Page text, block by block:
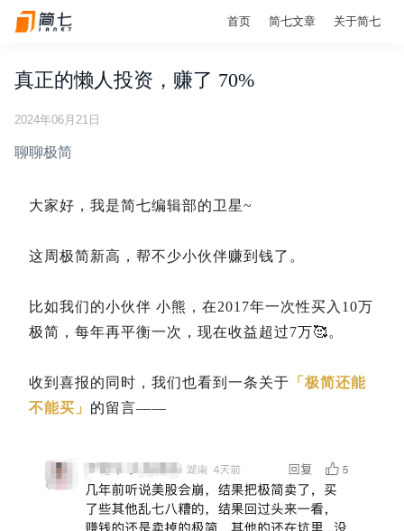
首页 简七文章 关于简七
真正的懒人投资，赚了 70%
2024年06月21日
聊聊极简
大家好，我是简七编辑部的卫星~
这周极简新高，帮不少小伙伴赚到钱了。
比如我们的小伙伴 小熊，在2017年一次性买入10万
极简，每年再平衡一次，现在收益超过7万🥰。
收到喜报的同时，我们也看到一条关于 「极简还能
不能买」 的留言——